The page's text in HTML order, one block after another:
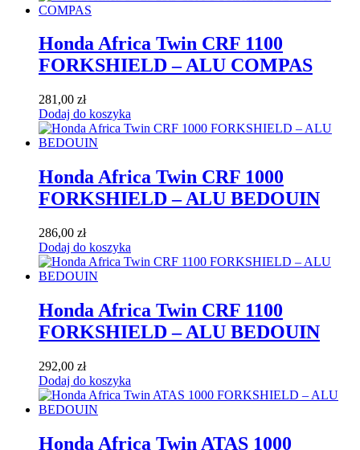
Honda Africa Twin CRF 1100
FORKSHIELD – ALU COMPAS
281,00 zł
Dodaj do koszyka
Honda Africa Twin CRF 1000
FORKSHIELD – ALU BEDOUIN
286,00 zł
Dodaj do koszyka
Honda Africa Twin CRF 1100
FORKSHIELD – ALU BEDOUIN
292,00 zł
Dodaj do koszyka
Honda Africa Twin ATAS 1000